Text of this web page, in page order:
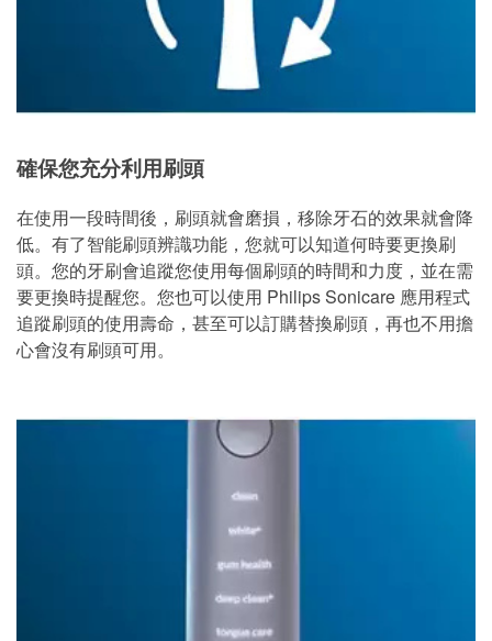
確保您充分利用刷頭
在使用一段時間後，刷頭就會磨損，移除牙石的效果就會降
低。有了智能刷頭辨識功能，您就可以知道何時要更換刷
頭。您的牙刷會追蹤您使用每個刷頭的時間和力度，並在需
要更換時提醒您。您也可以使用 Philips Sonicare 應用程式
追蹤刷頭的使用壽命，甚至可以訂購替換刷頭，再也不用擔
心會沒有刷頭可用。